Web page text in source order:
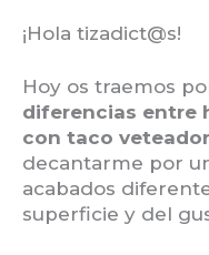
¡Hola tizadict@s!
Hoy os traemos
diferencias entre
con taco
decantarme por
acabados
superficie y del